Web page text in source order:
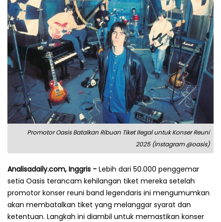
Promotor Oasis Batalkan Ribuan Tiket Ilegal untuk Konser Reuni
2025 (Instagram @oasis)
Analisadaily.com, Inggris - Lebih dari 50.000 penggemar
setia Oasis terancam kehilangan tiket mereka setelah
promotor konser reuni band legendaris ini mengumumkan
akan membatalkan tiket yang melanggar syarat dan
ketentuan. Langkah ini diambil untuk memastikan konser